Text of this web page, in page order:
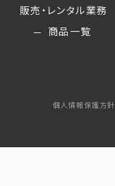
販売・レンタル業務
商品一覧
個人情報保護方針